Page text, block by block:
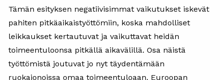
Tämän esityksen negatiivisimmat vaikutukset iskevät
pahiten pitkäaikaistyöttömiin, koska mahdolliset
leikkaukset kertautuvat ja vaikuttavat heidän
toimeentuloonsa pitkällä aikavälillä. Osa näistä
työttömistä joutuvat jo nyt täydentämään
ruokajonoissa omaa toimeentuloaan. Euroopan